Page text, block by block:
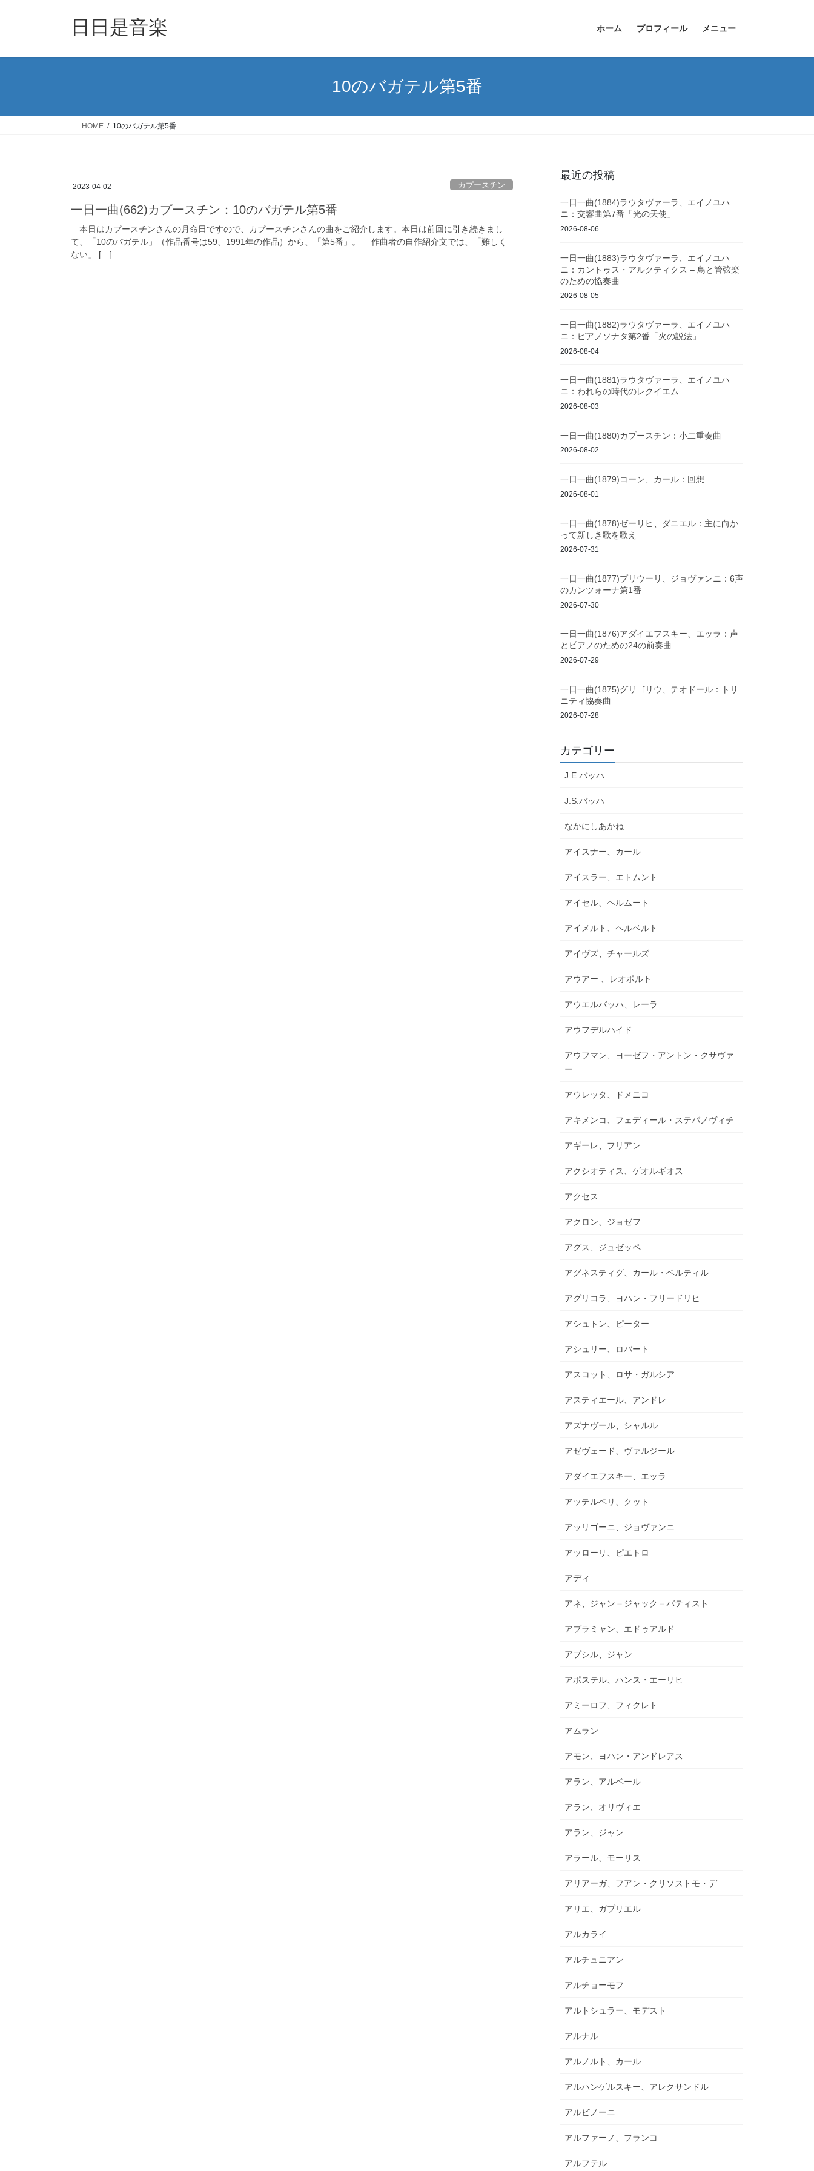
日日是音楽 ホーム プロフィール メニュー
10のバガテル第5番
HOME 10のバガテル第5番
2023-04-02 カプースチン
一日一曲(662)カプースチン：10のバガテル第5番
本日はカプースチンさんの月命日ですので、カプースチンさんの曲をご紹介します。本日は前回に引き続きまし
て、「10のバガテル」（作品番号は59、1991年の作品）から、「第5番」。 作曲者の自作紹介文では、「難しく
ない」 […]
最近の投稿
一日一曲(1884)ラウタヴァーラ、エイノユハ
ニ：交響曲第7番「光の天使」
2026-08-06
一日一曲(1883)ラウタヴァーラ、エイノユハ
ニ：カントゥス・アルクティクス – 鳥と管弦楽
のための協奏曲
2026-08-05
一日一曲(1882)ラウタヴァーラ、エイノユハ
ニ：ピアノソナタ第2番「火の説法」
2026-08-04
一日一曲(1881)ラウタヴァーラ、エイノユハ
ニ：われらの時代のレクイエム
2026-08-03
一日一曲(1880)カプースチン：小二重奏曲
2026-08-02
一日一曲(1879)コーン、カール：回想
2026-08-01
一日一曲(1878)ゼーリヒ、ダニエル：主に向か
って新しき歌を歌え
2026-07-31
一日一曲(1877)プリウーリ、ジョヴァンニ：6声
のカンツォーナ第1番
2026-07-30
一日一曲(1876)アダイエフスキー、エッラ：声
とピアノのための24の前奏曲
2026-07-29
一日一曲(1875)グリゴリウ、テオドール：トリ
ニティ協奏曲
2026-07-28
カテゴリー
J.E.バッハ
J.S.バッハ
なかにしあかね
アイスナー、カール
アイスラー、エトムント
アイセル、ヘルムート
アイメルト、ヘルベルト
アイヴズ、チャールズ
アウアー 、レオポルト
アウエルバッハ、レーラ
アウフデルハイド
アウフマン、ヨーゼフ・アントン・クサヴァ
ー
アウレッタ、ドメニコ
アキメンコ、フェディール・ステパノヴィチ
アギーレ、フリアン
アクシオティス、ゲオルギオス
アクセス
アクロン、ジョゼフ
アグス、ジュゼッペ
アグネスティグ、カール・ベルティル
アグリコラ、ヨハン・フリードリヒ
アシュトン、ピーター
アシュリー、ロバート
アスコット、ロサ・ガルシア
アスティエール、アンドレ
アズナヴール、シャルル
アゼヴェード、ヴァルジール
アダイエフスキー、エッラ
アッテルベリ、クット
アッリゴーニ、ジョヴァンニ
アッローリ、ピエトロ
アディ
アネ、ジャン＝ジャック＝バティスト
アブラミャン、エドゥアルド
アプシル、ジャン
アポステル、ハンス・エーリヒ
アミーロフ、フィクレト
アムラン
アモン、ヨハン・アンドレアス
アラン、アルベール
アラン、オリヴィエ
アラン、ジャン
アラール、モーリス
アリアーガ、フアン・クリソストモ・デ
アリエ、ガブリエル
アルカライ
アルチュニアン
アルチョーモフ
アルトシュラー、モデスト
アルナル
アルノルト、カール
アルハンゲルスキー、アレクサンドル
アルビノーニ
アルファーノ、フランコ
アルフテル